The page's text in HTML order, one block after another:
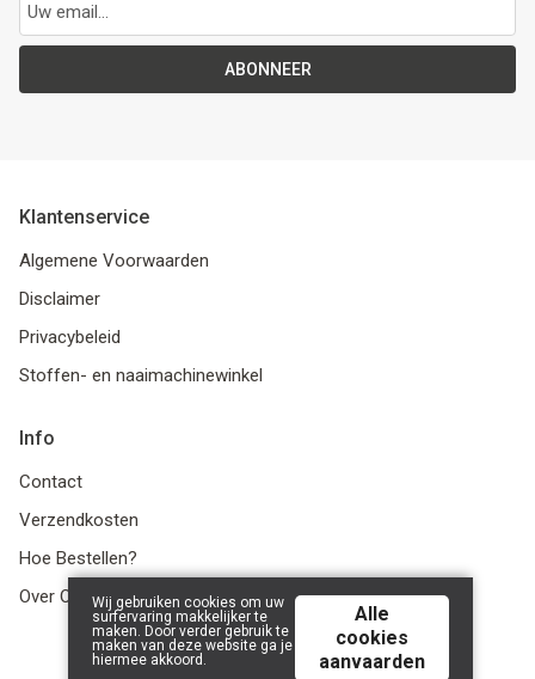
ABONNEER
Klantenservice
Algemene Voorwaarden
Disclaimer
Privacybeleid
Stoffen- en naaimachinewinkel
Info
Contact
Verzendkosten
Hoe Bestellen?
Over Ons
© 2026 LanaLotta | Powered byTilroy.
Wij gebruiken cookies om uw
surfervaring makkelijker te
maken. Door verder gebruik te
maken van deze website ga je
hiermee akkoord.
Alle
cookies
aanvaarden